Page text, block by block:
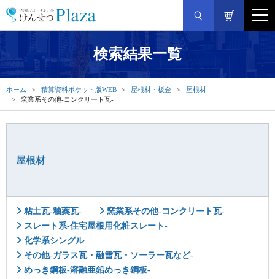
検索結果一覧
ホーム 積算資料ポケット版WEB 屋根材・板金
屋根材
窯業系その他-コンクリート瓦-
屋根材
粘土瓦-釉薬瓦-
窯業系その他-コンクリート瓦-
スレート系-住宅屋根用化粧スレート-
化学系シングル
その他-ガラス瓦・融雪瓦・ソーラー瓦など-
めっき鋼板-溶融亜鉛めっき鋼板-